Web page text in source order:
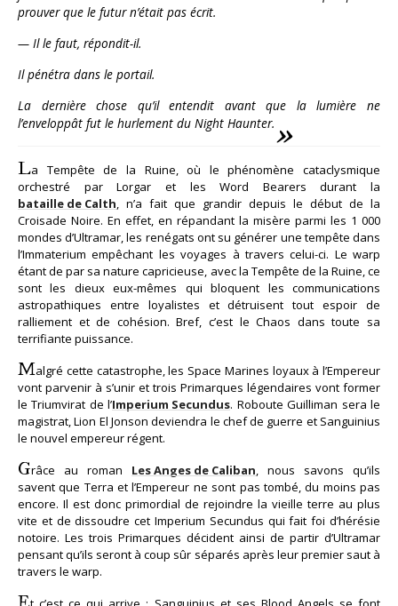
prouver que le futur n’était pas écrit.
— Il le faut, répondit-il.
Il pénétra dans le portail.
La dernière chose qu’il entendit avant que la lumière ne
l’enveloppât fut le hurlement du Night Haunter.
La Tempête de la Ruine, où le phénomène cataclysmique
orchestré par Lorgar et les Word Bearers durant la
bataille de Calth, n’a fait que grandir depuis le début de la
Croisade Noire. En effet, en répandant la misère parmi les 1 000
mondes d’Ultramar, les renégats ont su générer une tempête dans
l’Immaterium empêchant les voyages à travers celui-ci. Le warp
étant de par sa nature capricieuse, avec la Tempête de la Ruine, ce
sont les dieux eux-mêmes qui bloquent les communications
astropathiques entre loyalistes et détruisent tout espoir de
ralliement et de cohésion. Bref, c’est le Chaos dans toute sa
terrifiante puissance.
Malgré cette catastrophe, les Space Marines loyaux à l’Empereur
vont parvenir à s’unir et trois Primarques légendaires vont former
le Triumvirat de l’Imperium Secundus. Roboute Guilliman sera le
magistrat, Lion El Jonson deviendra le chef de guerre et Sanguinius
le nouvel empereur régent.
Grâce au roman Les Anges de Caliban, nous savons qu’ils
savent que Terra et l’Empereur ne sont pas tombé, du moins pas
encore. Il est donc primordial de rejoindre la vieille terre au plus
vite et de dissoudre cet Imperium Secundus qui fait foi d’hérésie
notoire. Les trois Primarques décident ainsi de partir d’Ultramar
pensant qu’ils seront à coup sûr séparés après leur premier saut à
travers le warp.
E